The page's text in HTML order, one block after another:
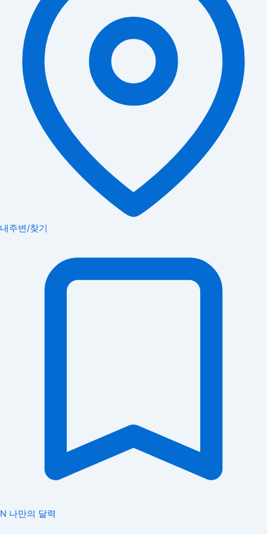
내주변/찾기
N 나만의 달력